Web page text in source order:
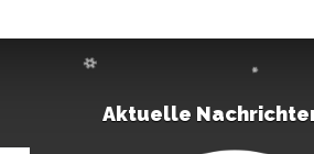
Aktuelle